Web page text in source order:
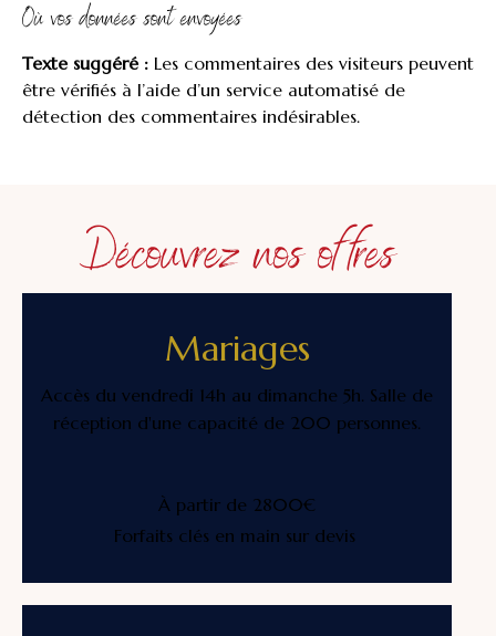
Où vos données sont envoyées
Texte suggéré : Les commentaires des visiteurs peuvent
être vérifiés à l’aide d’un service automatisé de
détection des commentaires indésirables.
Découvrez nos offres
Mariages
Accès du vendredi 14h au dimanche 5h. Salle de
réception d'une capacité de 200 personnes.
À partir de 2800€
Forfaits clés en main sur devis